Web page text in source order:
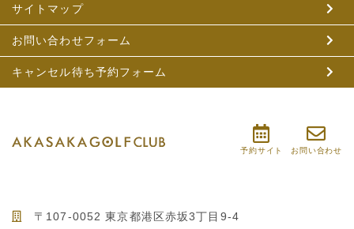
サイトマップ
お問い合わせフォーム
キャンセル待ち予約フォーム
予約サイト お問い合わせ
〒107-0052 東京都港区赤坂3丁目9-4